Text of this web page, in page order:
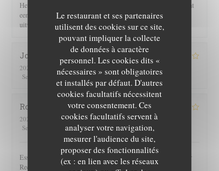
Le restaurant et ses partenaires
utilisent des cookies sur ce site,
pouvant impliquer la collecte
de données à caractère
personnel. Les cookies dits «
nécessaires » sont obligatoires
et installés par défaut. D'autres
cookies facultatifs nécessitent
votre consentement. Ces
cookies facultatifs servent à
analyser votre navigation,
mesurer l'audience du site,
proposer des fonctionnalités
(ex : en lien avec les réseaux
Het eten en de sfeer was geweldig. Wij waren wel verbaasd dat
een uur na opening reeds alle gerechten met vlees waren
uitverkocht.
Joe
2026-07-25
- 19:30 - Couverts 2
Service
Ambiance:4/5 Cuisine :5/5 Qualité / Prix
Roger
2026-07-25
- 19:00 - Couverts 2
Service
Ambiance:5/5 Cuisine:5/5 Qualité / Prix
Essen und Ambiente hervorragend. Leider wurden uns auf der
Rechnung 2 Flaschen Wein und 2 Flaschen Sprudel berechnet,